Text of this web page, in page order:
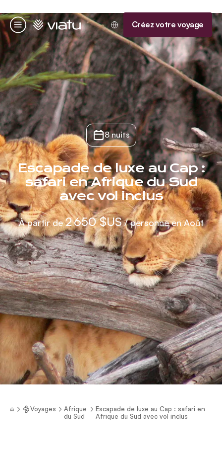
Menu
Accueil Créez votre voyage
8 nuits
Escapade de luxe au Cap :
safari en Afrique du Sud
avec vol inclus
À partir de2 650 $US/ personne en Août
Voyages
Afrique
du Sud
Escapade de luxe au Cap : safari en
Afrique du Sud avec vol inclus